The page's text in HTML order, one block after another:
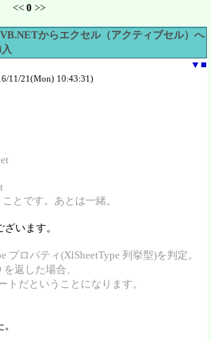
] << 0 >>
からエクセル（アクティブセル）へ
▼ ■
11/21(Mon) 10:43:31)
とです。あとは一緒。
います。
ロパティ(XlSheetType 列挙型)を判定。
返した場合、
トだということになります。